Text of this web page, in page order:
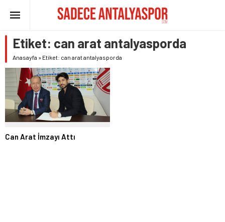
Etiket: can arat antalyasporda
Anasayfa » Etiket: can arat antalyasporda
Can Arat İmzayı Attı